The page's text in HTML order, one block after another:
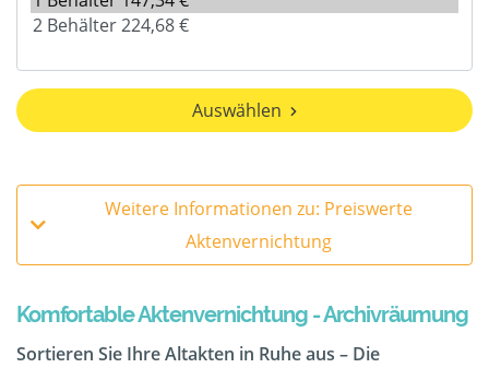
Auswählen
Weitere Informationen zu: Preiswerte
Aktenvernichtung
Komfortable Aktenvernichtung - Archivräumung
Sortieren Sie Ihre Altakten in Ruhe aus – Die